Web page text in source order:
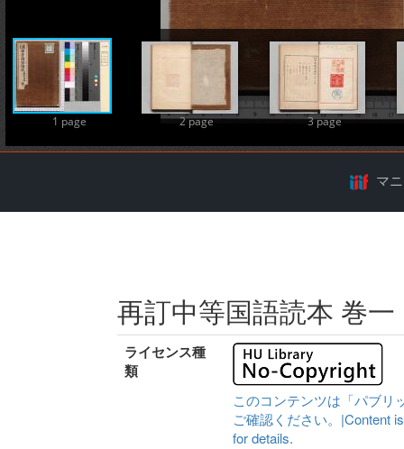
1 page 2 page 3 page
マ
再訂中等国語読本 巻一
ライセンス種
類
このコンテンツは「パブリ
ご確認ください。|Content
for details.